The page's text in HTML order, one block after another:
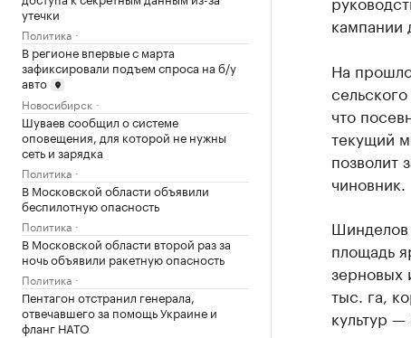
утечки
Политика
В регионе впервые с марта
зафиксировали подъем спроса на б/у
авто
Новосибирск
Шуваев сообщил о системе
оповещения, для которой не нужны
сеть и зарядка
Политика
В Московской области объявили
беспилотную опасность
Политика
В Московской области второй раз за
ночь объявили ракетную опасность
Политика
Пентагон отстранил генерала,
отвечавшего за помощь Украине и
фланг НАТО
кампании
На
что
текущий
позволит
чиновник.
Шинделов
площадь
зерновых
тыс. га,
культур —